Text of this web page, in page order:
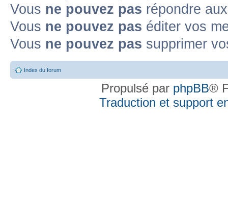
Vous ne pouvez pas répondre
Vous ne pouvez pas éditer vos
Vous ne pouvez pas supprimer
Index du forum
Propulsé par phpBB®
Traduction et support